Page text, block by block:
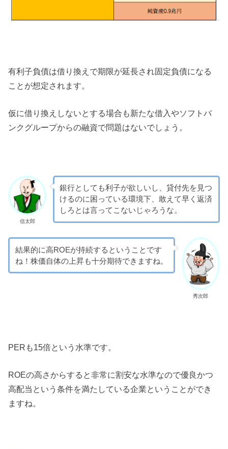
有利子負債は借り換えで期限が延長され固定負債になる
ことが想定されます。
仮に借り換えしないとする場合も新たな借入やソフトバ
ンクグループからの融資で問題はないでしょう。
信太郎
銀行としても利子が欲しいし、貸付先を見つ
けるのに困っている環境下、敢えて早く返済
しろとは言ってこないじゃろうな。
秀次郎
結果的に高ROEが持続するということです
ね！株価自体の上昇も十分期待できますね。
PERも15倍という水準です。
ROEの高さからすると非常に割安な水準なので優良かつ
高配当という条件を満たしている企業ということができ
ますね。